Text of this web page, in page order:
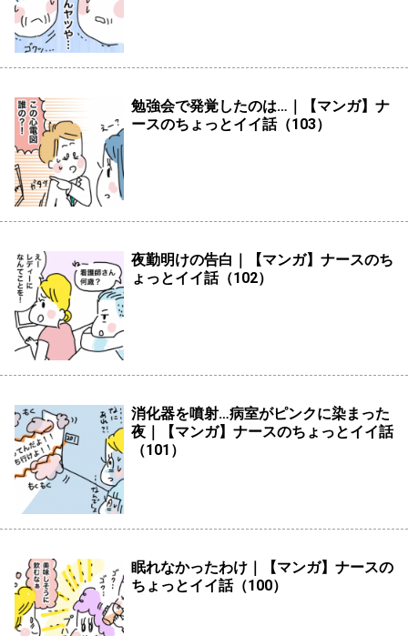
勉強会で発覚したのは…｜【マンガ】ナ
ースのちょっとイイ話（103）
夜勤明けの告白｜【マンガ】ナースのち
ょっとイイ話（102）
消化器を噴射…病室がピンクに染まった
夜｜【マンガ】ナースのちょっとイイ話
（101）
眠れなかったわけ｜【マンガ】ナースの
ちょっとイイ話（100）